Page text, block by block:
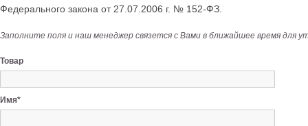
Федерального закона от 27.07.2006 г. № 152-ФЗ.
Заполните поля и наш менеджер связется с Вами в ближайшее время для
Товар
Имя*